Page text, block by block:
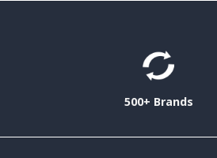
500+ Brands